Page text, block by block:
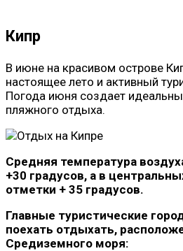
Кипр
В июне на красивом острове
настоящее лето и активный
Погода июня создает
пляжного отдыха.
Средняя температура
+30 градусов, а в
отметки + 35 градусов.
Главные туристические
поехать отдыхать,
Средиземного моря: